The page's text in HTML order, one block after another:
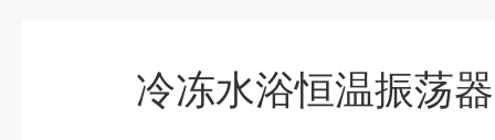
冷冻水浴恒温振荡